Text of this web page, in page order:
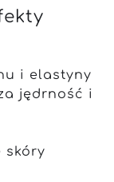
i elastyny
jędrność i
skóry